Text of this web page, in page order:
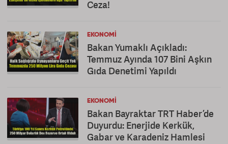
Ceza!
EKONOMI
Bakan Yumaklı Açıkladı:
Temmuz Ayında 107 Bini Aşkın
Gıda Denetimi Yapıldı
EKONOMI
Bakan Bayraktar TRT Haber’de
Duyurdu: Enerjide Kerkük,
Gabar ve Karadeniz Hamlesi